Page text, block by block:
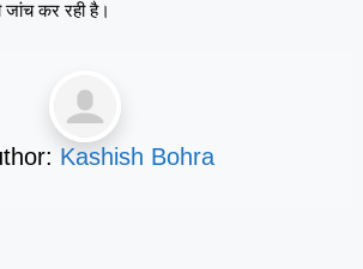
कर रही है।
Kashish Bohra